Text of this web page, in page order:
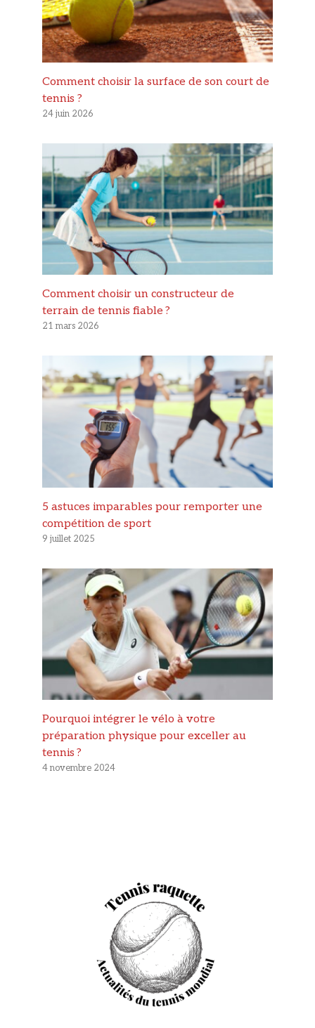
Comment choisir la surface de son court de
tennis ?
24 juin 2026
Comment choisir un constructeur de
terrain de tennis fiable ?
21 mars 2026
5 astuces imparables pour remporter une
compétition de sport
9 juillet 2025
Pourquoi intégrer le vélo à votre
préparation physique pour exceller au
tennis ?
4 novembre 2024